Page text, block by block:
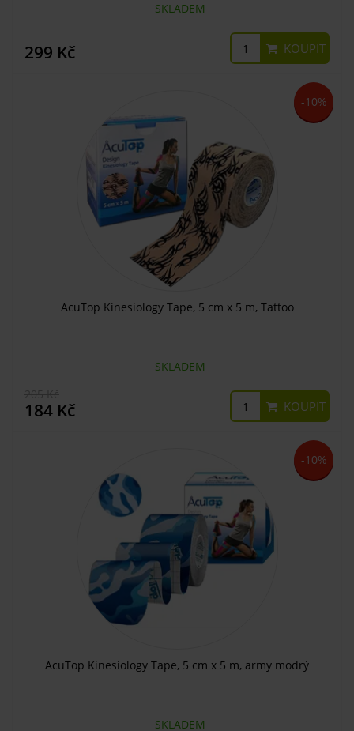
SKLADEM
299 Kč KOUPIT
-10%
AcuTop Kinesiology Tape, 5 cm x 5 m, Tattoo
SKLADEM
184 Kč KOUPIT
-10%
AcuTop Kinesiology Tape, 5 cm x 5 m, army modrý
SKLADEM